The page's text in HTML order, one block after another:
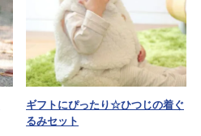
ギフトにぴったり☆ひつじの着ぐ
るみセット